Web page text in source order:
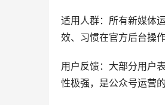
适用人群：所有新媒体
效、习惯在官方后台操
用户反馈：大部分用户
性极强，是公众号运营